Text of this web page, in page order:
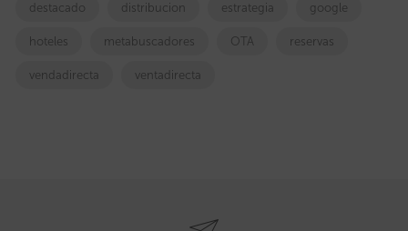
destacado distribucion estrategia google
hoteles metabuscadores OTA reservas
vendadirecta ventadirecta